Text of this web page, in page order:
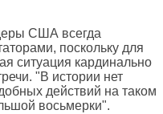
США всегда
поскольку для
ситуация кардинально
"В истории нет
действий на таком
восьмерки".